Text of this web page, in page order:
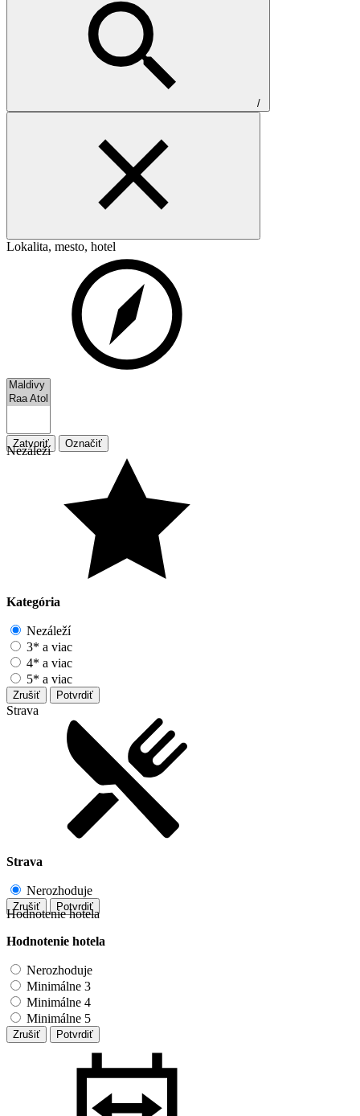
/
Lokalita, mesto, hotel
Zatvoriť Označiť
Nezáleží
Kategória
Nezáleží
3* a viac
4* a viac
5* a viac
Zrušiť Potvrdiť
Strava
Strava
Nerozhoduje
Zrušiť Potvrdiť
Hodnotenie hotela
Hodnotenie hotela
Nerozhoduje
Minimálne 3
Minimálne 4
Minimálne 5
Zrušiť Potvrdiť